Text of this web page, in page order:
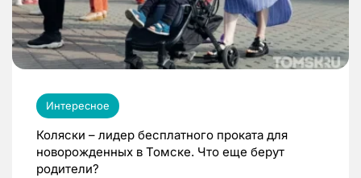
Интересное
Коляски – лидер бесплатного проката для
новорожденных в Томске. Что еще берут
родители?